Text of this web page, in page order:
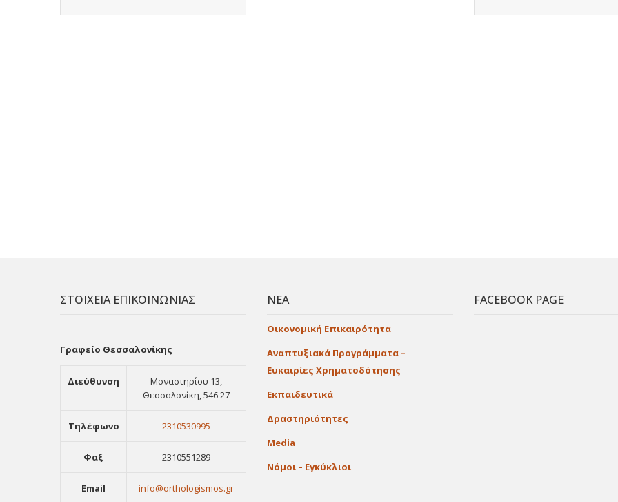
ΣΤΟΙΧΕΙΑ ΕΠΙΚΟΙΝΩΝΙΑΣ
Γραφείο Θεσσαλονίκης
Διεύθυνση
Μοναστηρίου 13,
Θεσσαλονίκη, 546 27
Τηλέφωνο 2310530995
Φαξ 2310551289
Email info@orthologismos.gr
ΝΕΑ
Οικονομική Επικαιρότητα
Αναπτυξιακά Προγράμματα –
Ευκαιρίες Χρηματοδότησης
Εκπαιδευτικά
Δραστηριότητες
Media
Νόμοι – Εγκύκλιοι
FACEBOOK PAGE